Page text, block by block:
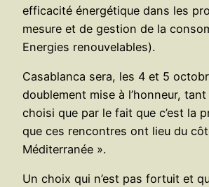
efficacité énergétique dans les
mesure et de gestion de la
Energies renouvelables).
Casablanca sera, les 4 et 5
doublement mise à l’honneur,
choisi que par le fait que c’est la
que ces rencontres ont lieu du
Méditerranée ».
Un choix qui n’est pas fortuit et